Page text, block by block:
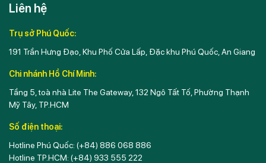
Liên hệ
Trụ sở Phú Quốc:
191 Trần Hưng Đạo, Khu Phố Cửa Lấp, Đặc khu Phú Quốc, An Giang
Chi nhánh Hồ Chí Minh:
Tầng 5, toà nhà Lite The Gateway, 132 Ngô Tất Tố, Phường Thạnh
Mỹ Tây, TP.HCM
Số điện thoại:
Hotline Phú Quốc: (+84) 886 068 886
Hotline TP.HCM: (+84) 933 555 222